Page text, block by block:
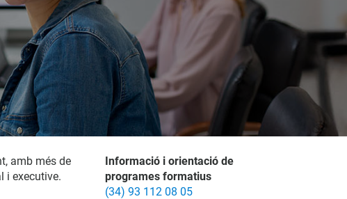
amb més de
i executive.
Informació i orientació de
programes formatius
(34) 93 112 08 05